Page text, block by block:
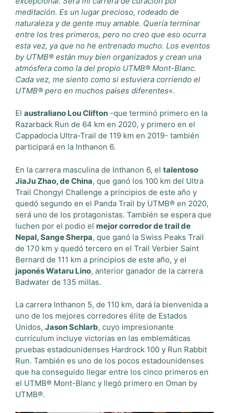
meditación. Es un lugar precioso, rodeado de
naturaleza y de gente muy amable. Quería terminar
entre los tres primeros, pero no creo que eso ocurra
esta vez, ya que no he entrenado mucho. Los eventos
by UTMB® están muy bien organizados y crean una
atmósfera como la del propio UTMB® Mont-Blanc.
Cada vez, me siento como si estuviera corriendo el
UTMB® pero en muchos países diferentes«.
El australiano Lou Clifton -que terminó primero en la
Razarback Run de 64 km en 2020, y primero en el
Cappadocia Ultra-Trail de 119 km en 2019- también
participará en la Inthanon 6.
En la carrera masculina de Inthanon 6, el talentoso
JiaJu Zhao, de China, que ganó los 100 km del Ultra
Trail Chongyi Challenge a principios de este año y
quedó segundo en el Panda Trail by UTMB® en 2020,
será uno de los protagonistas. También se espera que
luchen por el podio el mejor corredor de trail de
Nepal, Sange Sherpa, que ganó la Swiss Peaks Trail
de 170 km y quedó tercero en el Trail Verbier Saint
Bernard de 111 km a principios de este año, y el
japonés Wataru Lino, anterior ganador de la carrera
Badwater de 135 millas.
La carrera Inthanon 5, de 110 km, dará la bienvenida a
uno de los mejores corredores élite de Estados
Unidos, Jason Schlarb, cuyo impresionante
currículum incluye victorias en las emblemáticas
pruebas estadounidenses Hardrock 100 y Run Rabbit
Run. También es uno de los pocos estadounidenses
que ha conseguido llegar entre los cinco primeros en
el UTMB® Mont-Blanc y llegó primero en Oman by
UTMB®.